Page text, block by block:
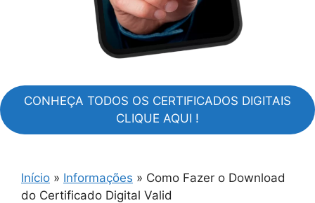
CONHEÇA TODOS OS CERTIFICADOS DIGITAIS
CLIQUE AQUI !
Início » Informações » Como Fazer o Download
do Certificado Digital Valid